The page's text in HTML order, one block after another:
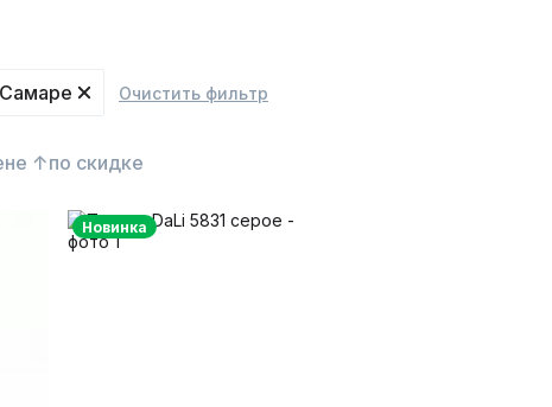
Очистить фильтр
↑по скидке
Новинка